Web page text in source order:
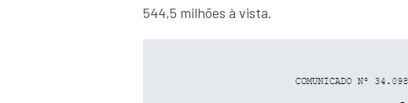
544,5 milhões à vista.